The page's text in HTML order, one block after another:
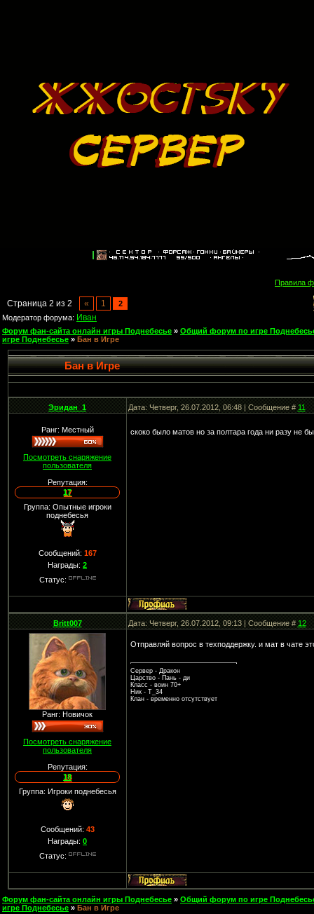
Правила
Страница 2 из 2 « 1
2
Модератор форума: Иван
Форум фан-сайта онлайн игры Поднебесье » Общий форум по игре
игре Поднебесье » Бан в Игре
Бан в Игре
Эридан_1 Дата: Четверг, 26.07.2012, 06:48 | Сообщение #11
Ранг: Местный
Посмотреть снаряжение
пользователя
Репутация:
17
Группа: Опытные игроки
поднебесья
Сообщений: 167
Награды: 2
Статус:
скоко было матов но за полтара года ни разу не
Britt007 Дата: Четверг, 26.07.2012, 09:13 | Сообщение #12
Ранг: Новичок
Посмотреть снаряжение
пользователя
Репутация:
18
Группа: Игроки поднебесья
Сообщений: 43
Награды: 0
Статус:
Отправляй вопрос в техподдержку. и мат в чате
Сервер - Дракон
Царство - Пань - ди
Класс - воин 70+
Ник - Т_34
Клан - временно отсутствует
Форум фан-сайта онлайн игры Поднебесье » Общий форум по игре
игре Поднебесье » Бан в Игре